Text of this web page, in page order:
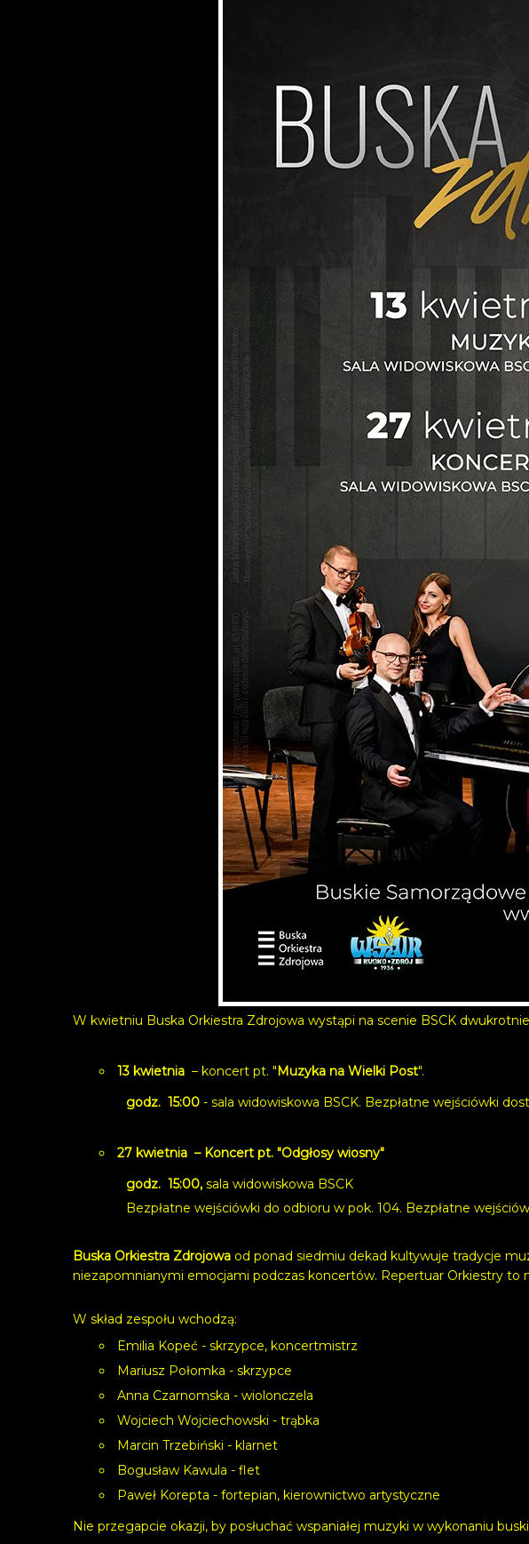
W kwietniu Buska Orkiestra Zdrojowa wystąpi na scenie BSCK
13 kwietnia – koncert pt. "Muzyka na Wielki Post".
godz. 15:00 - sala widowiskowa BSCK. Bezpłatne wejściówki
27 kwietnia – Koncert pt. "Odgłosy wiosny"
godz. 15:00, sala widowiskowa BSCK
Bezpłatne wejściówki do odbioru w pok. 104. Bezpłatne
Buska Orkiestra Zdrojowa od ponad siedmiu dekad kultywuje tradycje
niezapomnianymi emocjami podczas koncertów. Repertuar Orkiestry to
W skład zespołu wchodzą:
Emilia Kopeć - skrzypce, koncertmistrz
Mariusz Połomka - skrzypce
Anna Czarnomska - wiolonczela
Wojciech Wojciechowski - trąbka
Marcin Trzebiński - klarnet
Bogusław Kawula - flet
Paweł Korepta - fortepian, kierownictwo artystyczne
Nie przegapcie okazji, by posłuchać wspaniałej muzyki w wykonaniu